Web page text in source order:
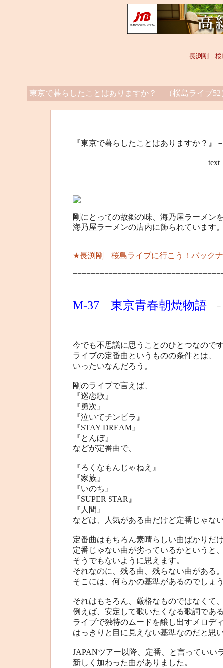
長渕剛 桜
東京で暮らしたことはありますか？ （桜島ライブ52
『東京で暮らしたことはありますか？』
text 桜島”オー
剛にとっての故郷の味、海乃屋ラーメン
海乃屋ラーメンの店内に飾られています
★長渕剛 桜島ライブに行こう！バック
M-37 東京青春朝焼物語－
今でも不思議に思うことのひとつなので
ライブの定番曲というものの条件とは、
いったいなんだろう。
剛のライブで言えば、
『巡恋歌』
『勇次』
『泣いてチンピラ』
『STAY DREAM』
『とんぼ』
などが定番曲で、
『ろくなもんじゃねえ』
『家族』
『いのち』
『SUPER STAR』
『人間』
などは、人気がある曲だけど定番じゃな
定番曲はもちろん素晴らしい曲ばかりだ
定番じゃない曲が劣っているかというと
そうでもないように思えます。
それなのに、残る曲、残らない曲がある
そこには、何らかの基準があるのでしょ
それはもちろん、厳格なものではなくて
例えば、安定して歌いたくなる歌詞であ
ライブで独特のムードを醸し出すメロデ
はっきりと目に見えない基準なのだと思
JAPANツアー以降、定番、と言っていい
新しく加わった曲がありました。